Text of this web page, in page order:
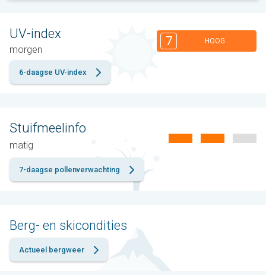
UV-index
morgen
7 HOOG
6-daagse UV-index
Stuifmeelinfo
matig
7-daagse pollenverwachting
Berg- en skicondities
Actueel bergweer